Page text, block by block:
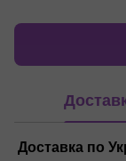
Доставка по